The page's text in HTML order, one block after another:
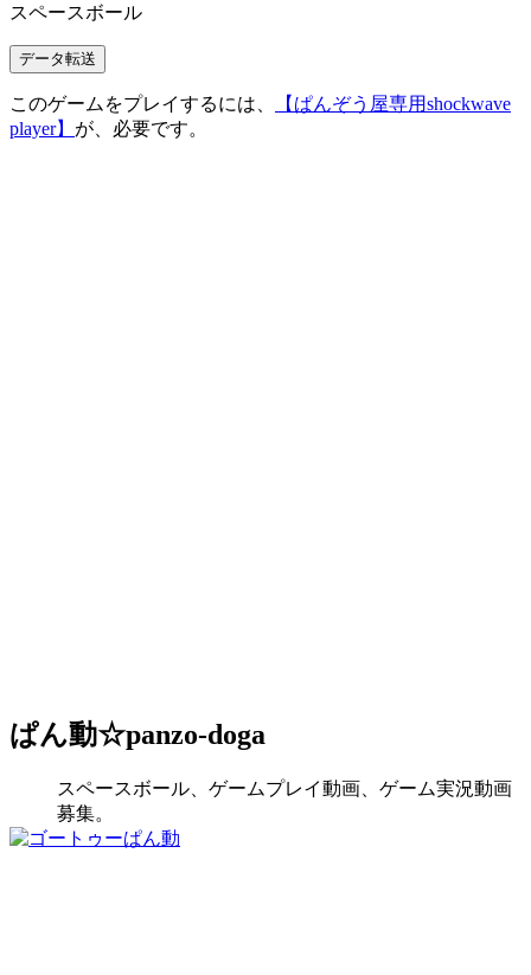
スペースボール
このゲームをプレイするには、
【ぱんぞう屋専用shockwave
player】 が、必要です。
ぱん動☆panzo-doga
スペースボール、ゲームプレイ動画、ゲーム実況動画
募集。